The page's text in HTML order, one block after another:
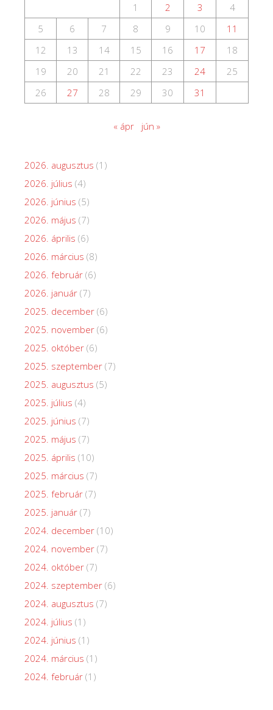
1
2 3
4
5
6 7 8 9 10
11
12
13 14 15 16 17
18
19
20 21 22 23 24
25
26
27 28 29 30 31
« ápr jún »
2026. augusztus (1)
2026. július (4)
2026. június (5)
2026. május (7)
2026. április (6)
2026. március (8)
2026. február (6)
2026. január (7)
2025. december (6)
2025. november (6)
2025. október (6)
2025. szeptember (7)
2025. augusztus (5)
2025. július (4)
2025. június (7)
2025. május (7)
2025. április (10)
2025. március (7)
2025. február (7)
2025. január (7)
2024. december (10)
2024. november (7)
2024. október (7)
2024. szeptember (6)
2024. augusztus (7)
2024. július (1)
2024. június (1)
2024. március (1)
2024. február (1)